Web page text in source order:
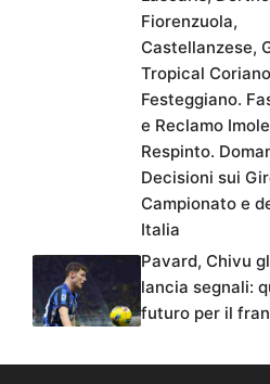
Fiorenzuola,
Castellanzese,
Tropical Coriano
Festeggiano.
e Reclamo
Respinto.
Decisioni sui
Campionato e
Italia
Pavard, Chivu
lancia segnali:
futuro per il